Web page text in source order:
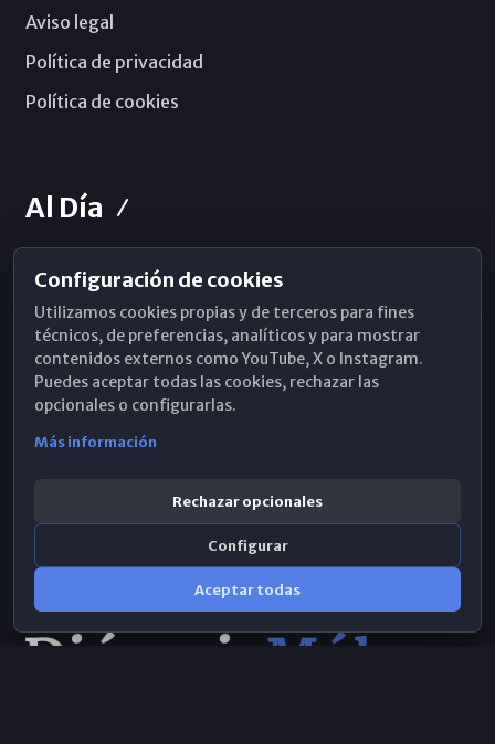
Aviso legal
Política de privacidad
Política de cookies
Al Día
Horarios de Misa
Hemeroteca
WhatsApp
Configuración de cookies
Utilizamos cookies propias y de terceros para fines
técnicos, de preferencias, analíticos y para mostrar
contenidos externos como YouTube, X o Instagram.
Puedes aceptar todas las cookies, rechazar las
opcionales o configurarlas.
Más información
Rechazar opcionales
Configurar
Aceptar todas